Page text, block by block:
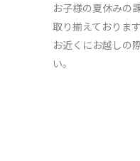
お子様の夏休みの
取り揃えております
お近くにお越しの
い。